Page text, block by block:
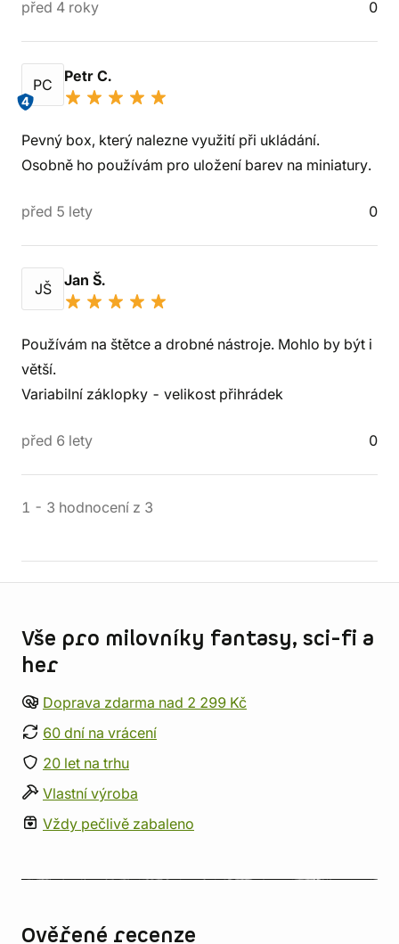
před 4 roky 0
PC
4
Petr C.
Pevný box, který nalezne využití při ukládání.
Osobně ho používám pro uložení barev na miniatury.
před 5 lety 0
JŠ Jan Š.
Používám na štětce a drobné nástroje. Mohlo by být i
větší.
Variabilní záklopky - velikost přihrádek
před 6 lety 0
1 - 3 hodnocení z 3
Vše pro milovníky fantasy, sci-fi a
her
Doprava zdarma nad 2 299 Kč
60 dní na vrácení
20 let na trhu
Vlastní výroba
Vždy pečlivě zabaleno
Ověřené recenze